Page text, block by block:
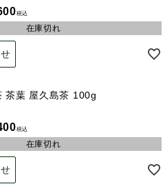
税込
在庫切れ
茶葉 屋久島茶 100g
税込
在庫切れ